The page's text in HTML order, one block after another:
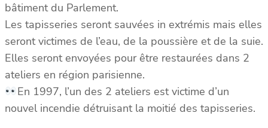
bâtiment du Parlement.
Les tapisseries seront sauvées in extrémis mais elles
seront victimes de l’eau, de la poussière et de la suie.
Elles seront envoyées pour être restaurées dans 2
ateliers en région parisienne.
En 1997, l’un des 2 ateliers est victime d’un
nouvel incendie détruisant la moitié des tapisseries.